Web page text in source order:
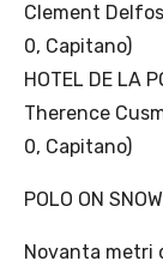
Clement
0, Capitano)
HOTEL DE LA
Therence
0, Capitano)
POLO ON
Novanta metri